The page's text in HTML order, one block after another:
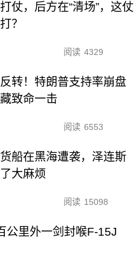
仗，后方在“清场”，这仗
？
阅读 4329
转！特朗普支持率崩盘
致命一击
阅读 6553
船在黑海遭袭，泽连斯
大麻烦
阅读 15098
公里外一剑封喉F-15J